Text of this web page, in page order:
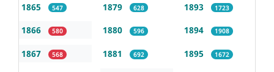
1865 547
1866 580
1867 568
1879 628
1880 596
1881 692
1893 1723
1894 1908
1895 1672